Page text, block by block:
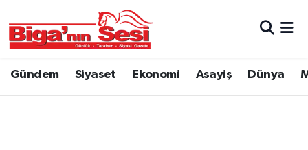
Gündem Siyaset Ekonomi Asayiş Dünya
Asayiş
Çanakkale Hava Durumu